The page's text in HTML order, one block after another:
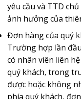
yêu cầu và TTD
ảnh hưởng của
Đơn hàng của quý
Trường hợp lần
có nhân viên liên
quý khách, trong
được hoặc không
phía quý khách,